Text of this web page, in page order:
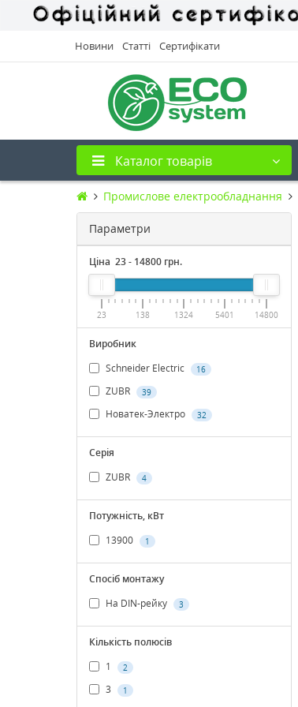
Новини Статті Сертифікати
Каталог товарів
Промислове електрообладнання
Параметри
Ціна 23- 14800 грн.
23 138 1324 5401 14800
Виробник
Schneider Electric
16
ZUBR 39
Новатек-Электро 32
Серія
ZUBR
4
Потужність, кВт
13900
1
Спосіб монтажу
На DIN-рейку
3
Кількість полюсів
1
2
3 1